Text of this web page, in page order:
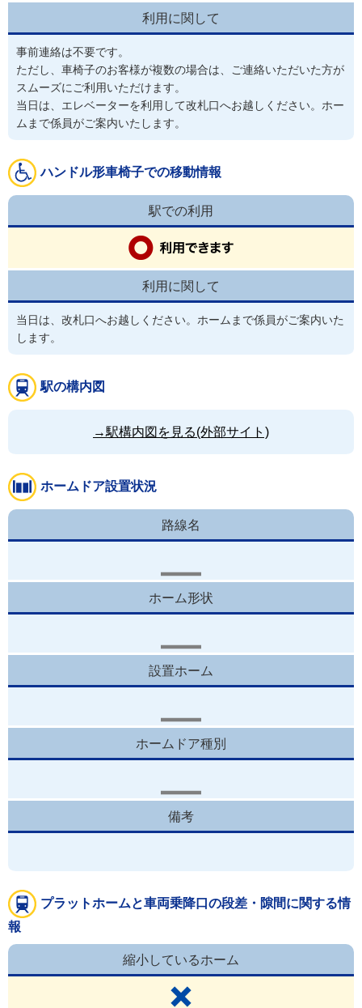
利用に関して
事前連絡は不要です。
ただし、車椅子のお客様が複数の場合は、ご連絡いただいた方が
スムーズにご利用いただけます。
当日は、エレベーターを利用して改札口へお越しください。ホー
ムまで係員がご案内いたします。
ハンドル形車椅子での移動情報
駅での利用
利用に関して
当日は、改札口へお越しください。ホームまで係員がご案内いた
します。
駅の構内図
→駅構内図を見る(外部サイト)
ホームドア設置状況
路線名
ホーム形状
設置ホーム
ホームドア種別
備考
プラットホームと車両乗降口の段差・隙間に関する情
報
縮小しているホーム